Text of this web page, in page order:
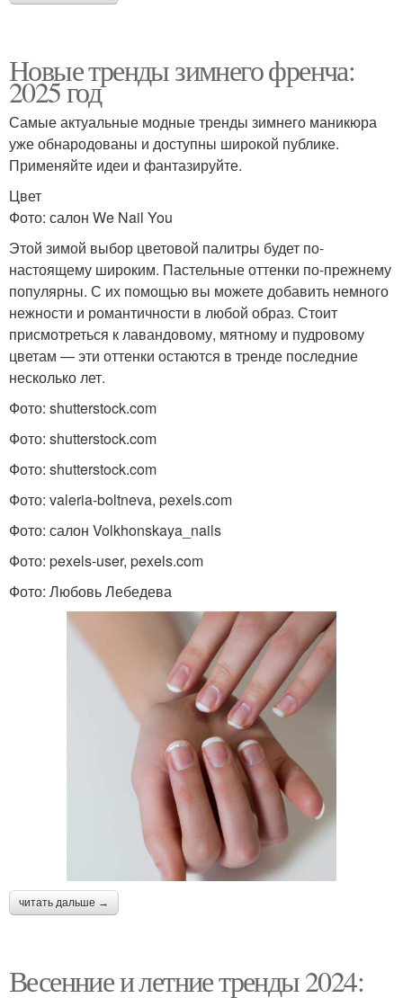
Новые тренды зимнего френча:
2025 год
Самые актуальные модные тренды зимнего маникюра
уже обнародованы и доступны широкой публике.
Применяйте идеи и фантазируйте.
Цвет
Фото: салон We Nail You
Этой зимой выбор цветовой палитры будет по-
настоящему широким. Пастельные оттенки по-прежнему
популярны. С их помощью вы можете добавить немного
нежности и романтичности в любой образ. Стоит
присмотреться к лавандовому, мятному и пудровому
цветам — эти оттенки остаются в тренде последние
несколько лет.
Фото: shutterstock.com
Фото: shutterstock.com
Фото: shutterstock.com
Фото: valeria-boltneva, pexels.com
Фото: салон Volkhonskaya_nails
Фото: pexels-user, pexels.com
Фото: Любовь Лебедева
читать дальше →
Весенние и летние тренды 2024: